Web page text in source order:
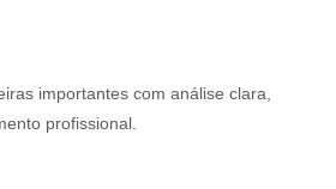
importantes com análise clara,
profissional.